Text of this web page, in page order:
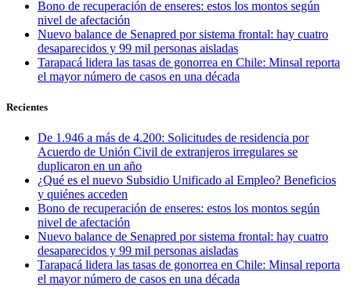
Bono de recuperación de enseres: estos los montos según
nivel de afectación
Nuevo balance de Senapred por sistema frontal: hay cuatro
desaparecidos y 99 mil personas aisladas
Tarapacá lidera las tasas de gonorrea en Chile: Minsal reporta
el mayor número de casos en una década
Recientes
De 1.946 a más de 4.200: Solicitudes de residencia por
Acuerdo de Unión Civil de extranjeros irregulares se
duplicaron en un año
¿Qué es el nuevo Subsidio Unificado al Empleo? Beneficios
y quiénes acceden
Bono de recuperación de enseres: estos los montos según
nivel de afectación
Nuevo balance de Senapred por sistema frontal: hay cuatro
desaparecidos y 99 mil personas aisladas
Tarapacá lidera las tasas de gonorrea en Chile: Minsal reporta
el mayor número de casos en una década